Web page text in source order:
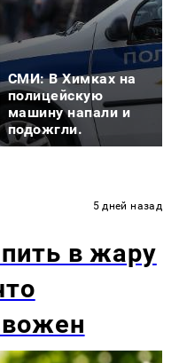
СМИ: В Химках на
полицейскую
машину напали и
подожгли.
5 дней назад
в жару